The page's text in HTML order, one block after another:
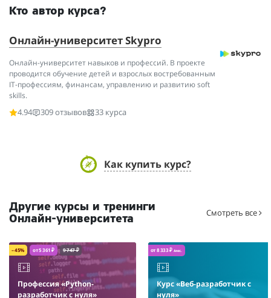
Кто автор курса?
Онлайн-университет Skypro
Онлайн-университет навыков и профессий. В проекте
проводится обучение детей и взрослых востребованным
IT-профессиям, финансам, управлению и развитию soft
skills.
4.94
309 отзывов 33 курса
Как купить курс?
Другие курсы и тренинги
Онлайн-университета
Смотреть все
– 45% от 5 361 ₽ 9 747 ₽
Профессия «Python-
разработчик с нуля»
от 8 333 ₽ /мес.
Курс «Веб-разработчик с
нуля»